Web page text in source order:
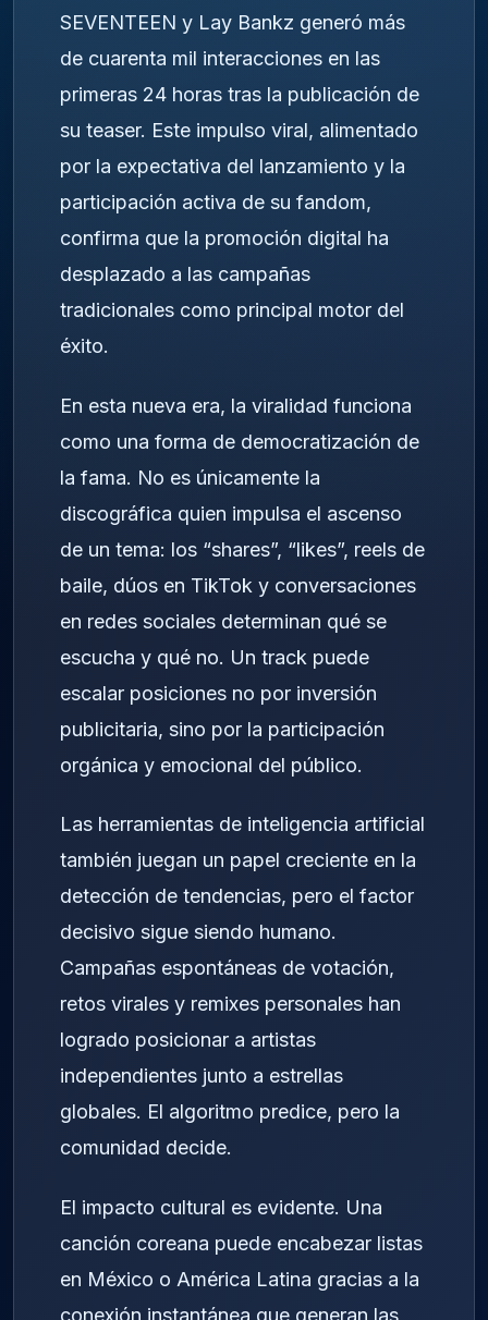
SEVENTEEN y Lay Bankz generó más
de cuarenta mil interacciones en las
primeras 24 horas tras la publicación de
su teaser. Este impulso viral, alimentado
por la expectativa del lanzamiento y la
participación activa de su fandom,
confirma que la promoción digital ha
desplazado a las campañas
tradicionales como principal motor del
éxito.
En esta nueva era, la viralidad funciona
como una forma de democratización de
la fama. No es únicamente la
discográfica quien impulsa el ascenso
de un tema: los “shares”, “likes”, reels de
baile, dúos en TikTok y conversaciones
en redes sociales determinan qué se
escucha y qué no. Un track puede
escalar posiciones no por inversión
publicitaria, sino por la participación
orgánica y emocional del público.
Las herramientas de inteligencia artificial
también juegan un papel creciente en la
detección de tendencias, pero el factor
decisivo sigue siendo humano.
Campañas espontáneas de votación,
retos virales y remixes personales han
logrado posicionar a artistas
independientes junto a estrellas
globales. El algoritmo predice, pero la
comunidad decide.
El impacto cultural es evidente. Una
canción coreana puede encabezar listas
en México o América Latina gracias a la
conexión instantánea que generan las